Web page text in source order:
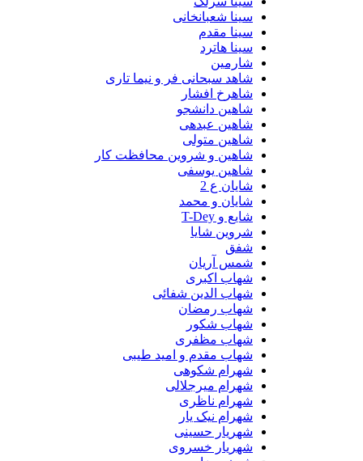
سینا شعبانخانی
سینا مقدم
سینا هاترد
شارمین
شاهد سبحانی فر و نیما تاری
شاهرخ افشار
شاهین دانشجو
شاهین عبدهی
شاهین متولی
شاهین و شروین محافظت کار
شاهین یوسفی
شایان ع 2
شایان و محمد
شایع و T-Dey
شروین شایا
شفق
شمس آریان
شهاب اکبری
شهاب الدین شفائی
شهاب رمضان
شهاب شکور
شهاب مظفری
شهاب مقدم و امید طیبی
شهرام شکوهی
شهرام میرجلالی
شهرام ناظری
شهرام نیک یار
شهریار حسینی
شهریار خسروی